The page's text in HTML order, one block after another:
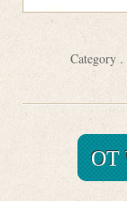
Category .
ОТ